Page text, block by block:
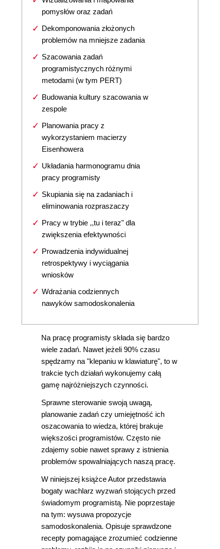
pomysłów oraz zadań
Dekomponowania złożonych
problemów na mniejsze zadania
Szacowania zadań
programistycznych różnymi
metodami (w tym PERT)
Budowania kultury szacowania w
zespole
Planowania pracy z
wykorzystaniem macierzy
Eisenhowera
Układania harmonogramu dnia
pracy programisty
Skupiania się na zadaniach i
eliminowania rozpraszaczy
Pracy w trybie ,,tu i teraz" dla
zwiększenia efektywności
Prowadzenia indywidualnej
retrospektywy i wyciągania
wniosków
Wdrażania codziennych
nawyków samodoskonalenia
Na pracę programisty składa się bardzo
wiele zadań. Nawet jeżeli 90% czasu
spędzamy na "klepaniu w klawiaturę", to w
trakcie tych działań wykonujemy całą
gamę najróżniejszych czynności.
Sprawne sterowanie swoją uwagą,
planowanie zadań czy umiejętność ich
oszacowania to wiedza, której brakuje
większości programistów. Często nie
zdajemy sobie nawet sprawy z istnienia
problemów spowalniających naszą pracę.
W niniejszej książce Autor przedstawia
bogaty wachlarz wyzwań stojących przed
świadomym programistą. Nie poprzestaje
na tym: wysuwa propozycje
samodoskonalenia. Opisuje sprawdzone
recepty pomagające zrozumieć codzienne